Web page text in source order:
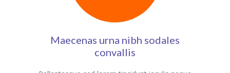
Maecenas urna nibh sodales
convallis